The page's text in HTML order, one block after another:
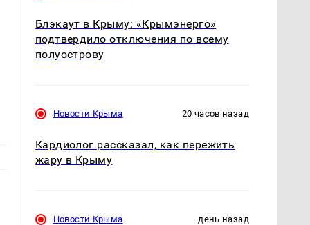
Блэкаут в Крыму: «Крымэнерго»
подтвердило отключения по всему
полуострову
Новости Крыма 20 часов назад
Кардиолог рассказал, как пережить
жару в Крыму
Новости Крыма день назад